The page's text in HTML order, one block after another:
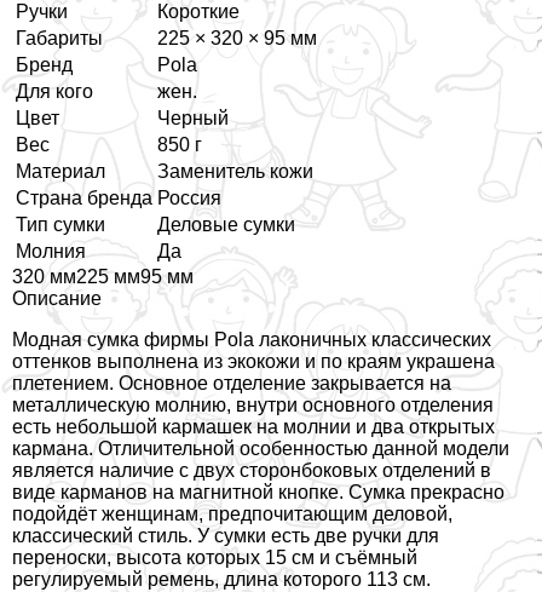
Ручки
Короткие
Габариты
225 × 320 × 95 мм
Бренд
Pola
Для кого
жен.
Цвет
Черный
Вес
850 г
Материал
Заменитель кожи
Страна бренда Россия
Тип сумки
Деловые сумки
Молния
Да
320 мм225 мм95 мм
Описание
Модная сумка фирмы Pola лаконичных классических
оттенков выполнена из экокожи и по краям украшена
плетением. Основное отделение закрывается на
металлическую молнию, внутри основного отделения
есть небольшой кармашек на молнии и два открытых
кармана. Отличительной особенностью данной модели
является наличие с двух сторонбоковых отделений в
виде карманов на магнитной кнопке. Сумка прекрасно
подойдёт женщинам, предпочитающим деловой,
классический стиль. У сумки есть две ручки для
переноски, высота которых 15 см и съёмный
регулируемый ремень, длина которого 113 см.